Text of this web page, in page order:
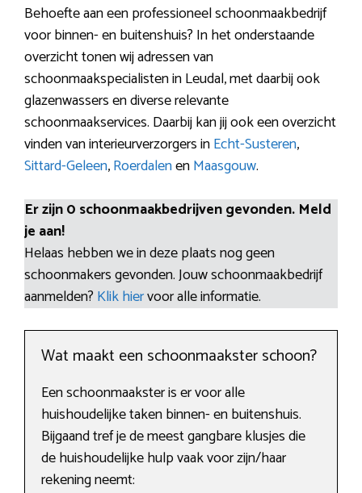
Behoefte aan een professioneel schoonmaakbedrijf
voor binnen- en buitenshuis? In het onderstaande
overzicht tonen wij adressen van
schoonmaakspecialisten in Leudal, met daarbij ook
glazenwassers en diverse relevante
schoonmaakservices. Daarbij kan jij ook een overzicht
vinden van interieurverzorgers inEcht-Susteren,
Sittard-Geleen,RoerdalenenMaasgouw.
Er zijn 0 schoonmaakbedrijven gevonden. Meld
je aan!
Helaas hebben we in deze plaats nog geen
schoonmakers gevonden. Jouw schoonmaakbedrijf
aanmelden? Klik hiervoor alle informatie.
Wat maakt een schoonmaakster schoon?
Een schoonmaakster is er voor alle
huishoudelijke taken binnen- en buitenshuis.
Bijgaand tref je de meest gangbare klusjes die
de huishoudelijke hulp vaak voor zijn/haar
rekening neemt: